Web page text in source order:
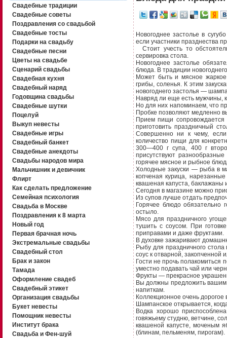
Свадебные традиции
Свадебные советы
Поздравления со свадьбой
Свадебные тосты
Подарки на свадьбу
Свадебные песни
Цветы на свадьбе
Сценарий свадьбы
Свадебная кухня
Свадебный наряд
Годовщина свадьбы
Свадебные шутки
Поцелуй
Выкуп невесты
Свадебные игры
Свадебный банкет
Свадебные анекдоты
Свадьбы народов мира
Мальчишник и девичник
Флирт
Как сделать предложение
Семейная психология
Свадьба в Москве
Поздравления к 8 марта
Новый год
Первая брачная ночь
Экстремальные свадьбы
Свадебный стол
Брак и закон
Тамада
Оформление свадеб
Свадебный этикет
Организация свадьбы
Букет невесты
Помощник невесты
Институт брака
Свадьба и Фен-шуй
Новогоднее застолье в
если участники празднества
Стоит учесть то
сервировка стола.
Новогоднее застолье
блюда. В традиции
Может быть и мясное
грибы, соленья. К этим
новогоднего застолья —
Навряд ли еще есть мужчины,
Но для них напоминаем, что
Пробке позволяют медленно
Прием пищи
приготовить праздничный
Совершенно ни к чему, если
количество пищи для
300—400 г супа, 400 г
присутствуют
горячее мясное и рыбное
Холодные закуски — рыба в
копченая курица,
квашеная капуста, баклажаны
Сегодня в магазине можно
Из супов лучше отдать
Горячее блюдо обязательно
остыло.
Мясо для праздничного
тушить с соусом. При
приправами и даже фруктами.
В духовке зажаривают
Рыбу для праздничного
соус к отварной, закопченной
Гости не прочь
уместно подавать чай или
Фрукты — прекрасное
Вы должны предложить вашим
напиткам.
Коллекционное очень дорогое
Шампанское открывается,
Водка хорошо
говяжьему студню, ветчине,
квашеной капусте, моченым
(блинам, пельменям, пирогам).